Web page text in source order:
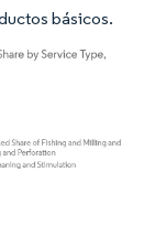
básicos.